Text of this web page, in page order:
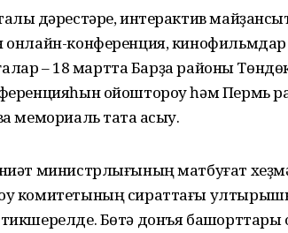
дәрестәре, интерактив
конференция, кинофильмдар
– 18 мартта Барҙа районы
ойоштороу һәм Пермь
мемориаль таҡта асыу.
министрлығының матбуғат
комитетының сираттағы
Бөтә донъя башҡорттары